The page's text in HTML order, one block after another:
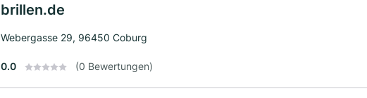
brillen.de
Webergasse 29, 96450 Coburg
0.0 (0 Bewertungen)